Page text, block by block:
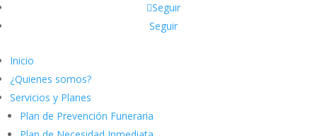
Seguir
Seguir
Inicio
¿Quienes somos?
Servicios y Planes
Plan de Prevención Funeraria